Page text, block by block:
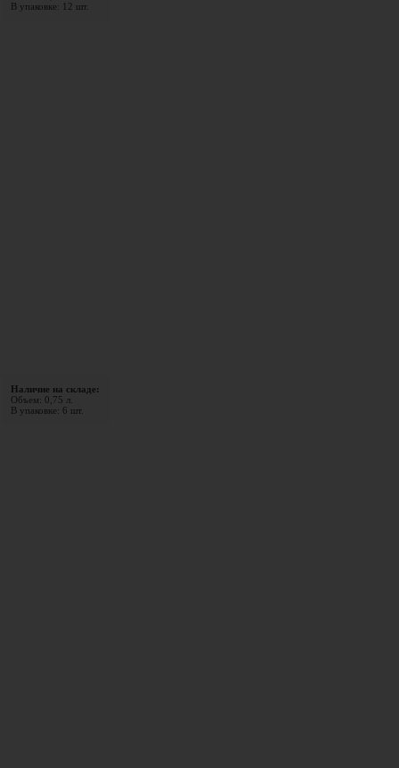
В упаковке: 12 шт.
Наличие на складе:
Объем: 0,75 л.
В упаковке: 6 шт.